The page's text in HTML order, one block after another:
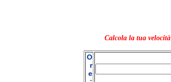
Calcola la tua velocità
O
r
e